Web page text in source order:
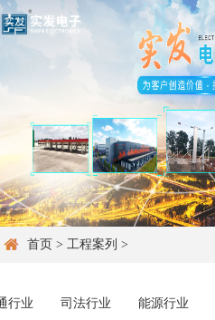
首页 > 工程案列 >
行业 司法行业 能源行业